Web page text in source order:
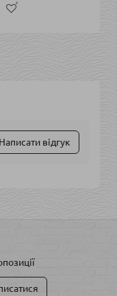
Написати відгук